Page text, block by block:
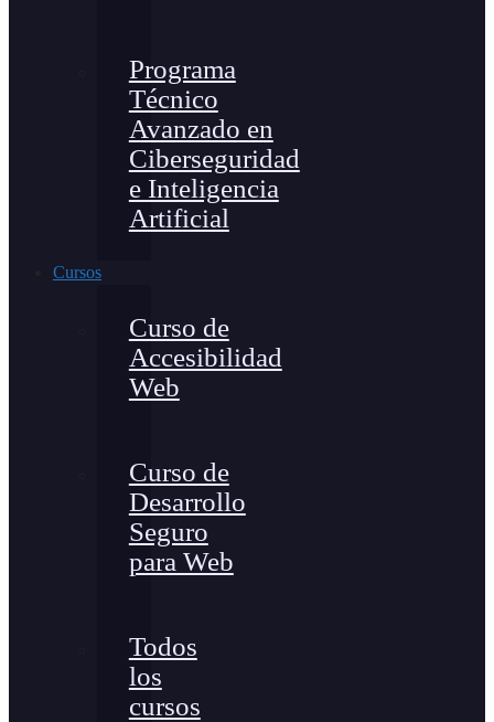
Programa
Técnico
Avanzado en
Ciberseguridad
e Inteligencia
Artificial
Cursos
Curso de
Accesibilidad
Web
Curso de
Desarrollo
Seguro
para Web
Todos
los
cursos